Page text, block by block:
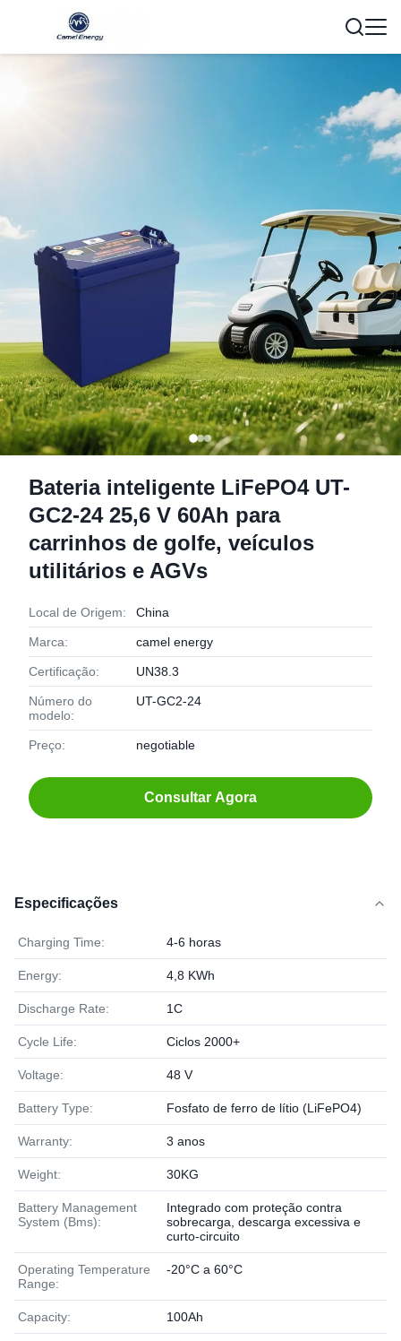
Bateria inteligente LiFePO4 UT-
GC2-24 25,6 V 60Ah para
carrinhos de golfe, veículos
utilitários e AGVs
Local de Origem: China
Marca: camel energy
Certificação: UN38.3
Número do
modelo:
UT-GC2-24
Preço: negotiable
Consultar Agora
Especificações
Charging Time: 4-6 horas
Energy: 4,8 KWh
Discharge Rate: 1C
Cycle Life: Ciclos 2000+
Voltage: 48 V
Battery Type: Fosfato de ferro de lítio (LiFePO4)
Warranty: 3 anos
Weight: 30KG
Battery Management
System (Bms):
Integrado com proteção contra
sobrecarga, descarga excessiva e
curto-circuito
Operating Temperature
Range:
-20°C a 60°C
Capacity: 100Ah